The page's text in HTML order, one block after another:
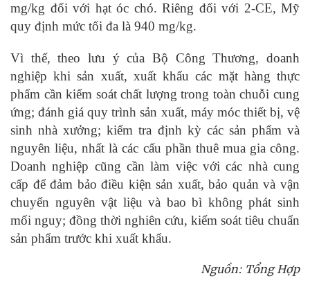
mg/kg đối với hạt óc chó. Riêng đối với 2-CE, Mỹ
quy định mức tối đa là 940 mg/kg.
Vì thế, theo lưu ý của Bộ Công Thương, doanh
nghiệp khi sản xuất, xuất khẩu các mặt hàng thực
phẩm cần kiểm soát chất lượng trong toàn chuỗi cung
ứng; đánh giá quy trình sản xuất, máy móc thiết bị, vệ
sinh nhà xưởng; kiểm tra định kỳ các sản phẩm và
nguyên liệu, nhất là các cấu phần thuê mua gia công.
Doanh nghiệp cũng cần làm việc với các nhà cung
cấp để đảm bảo điều kiện sản xuất, bảo quản và vận
chuyển nguyên vật liệu và bao bì không phát sinh
mối nguy; đồng thời nghiên cứu, kiểm soát tiêu chuẩn
sản phẩm trước khi xuất khẩu.
Nguồn: Tổng Hợp